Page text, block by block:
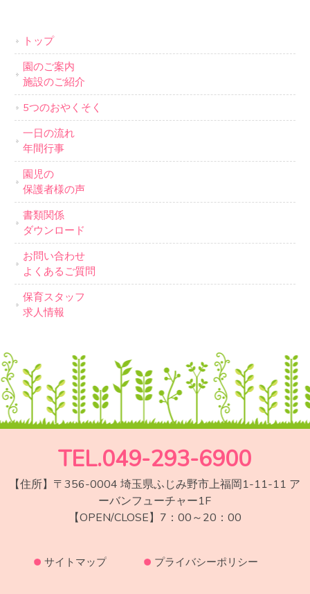
トップ
園のご案内
施設のご紹介
5つのおやくそく
一日の流れ
年間行事
園児の
保護者様の声
書類関係
ダウンロード
お問い合わせ
よくあるご質問
保育スタッフ
求人情報
TEL.049-293-6900
【住所】〒356-0004 埼玉県ふじみ野市上福岡1-11-11 ア
ーバンフューチャー1F
【OPEN/CLOSE】7：00～20：00
サイトマップ プライバシーポリシー